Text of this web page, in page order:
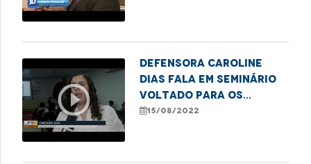
play_circle_outline
Defensora Caroline
Dias fala em seminário
voltado para os
direitos das mulheres
15/08/2022